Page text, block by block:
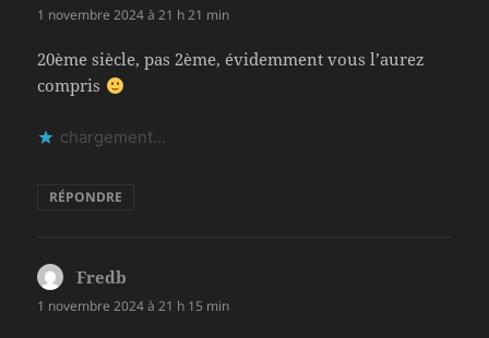
1 novembre 2024 à 21 h 21 min
20ème siècle, pas 2ème, évidemment vous l’aurez
compris
chargement…
RÉPONDRE
Fredb
1 novembre 2024 à 21 h 15 min